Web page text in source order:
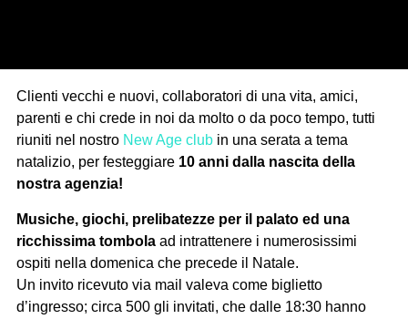
Clienti vecchi e nuovi, collaboratori di una vita, amici,
parenti e chi crede in noi da molto o da poco tempo, tutti
riuniti nel nostro New Age clubin una serata a tema
natalizio, per festeggiare 10 anni dalla nascita della
nostra agenzia!
Musiche, giochi, prelibatezze per il palato ed una
ricchissima tombola ad intrattenere i numerosissimi
ospiti nella domenica che precede il Natale.
Un invito ricevuto via mail valeva come biglietto
d’ingresso; circa 500 gli invitati, che dalle 18:30 hanno